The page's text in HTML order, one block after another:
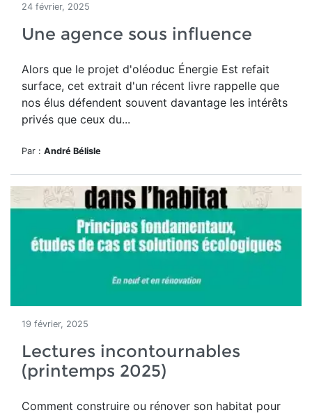
24 février, 2025
Une agence sous influence
Alors que le projet d'oléoduc Énergie Est refait
surface, cet extrait d'un récent livre rappelle que
nos élus défendent souvent davantage les intérêts
privés que ceux du...
Par : André Bélisle
19 février, 2025
Lectures incontournables
(printemps 2025)
Comment construire ou rénover son habitat pour